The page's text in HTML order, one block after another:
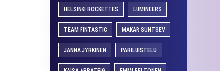
HELSINKI ROCKETTES LUMINEERS
TEAM FINTASTIC MAKAR SUNTSEV
JANNA JYRKINEN PARILUISTELU